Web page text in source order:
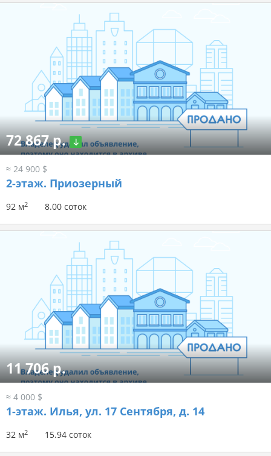
72 867 р.
≈ 24 900 $
2-этаж. Приозерный
92 м2 8.00 соток
11 706 р.
≈ 4 000 $
1-этаж. Илья, ул. 17 Сентября, д. 14
32 м2 15.94 соток